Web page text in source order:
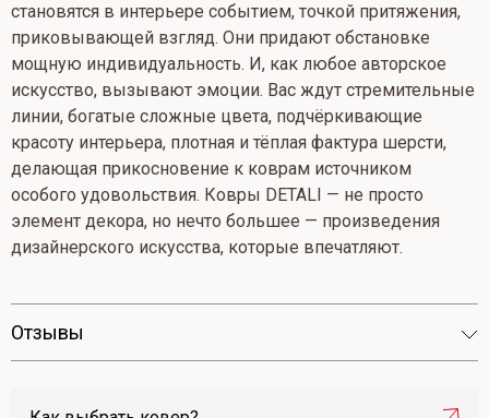
становятся в интерьере событием, точкой притяжения,
приковывающей взгляд. Они придают обстановке
мощную индивидуальность. И, как любое авторское
искусство, вызывают эмоции. Вас ждут стремительные
линии, богатые сложные цвета, подчёркивающие
красоту интерьера, плотная и тёплая фактура шерсти,
делающая прикосновение к коврам источником
особого удовольствия. Ковры DETALI — не просто
элемент декора, но нечто большее — произведения
дизайнерского искусства, которые впечатляют.
Отзывы